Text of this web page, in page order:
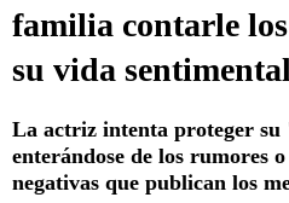
familia contarle
su vida sentimental
La actriz intenta proteger
enterándose de los rumores
negativas que publican los